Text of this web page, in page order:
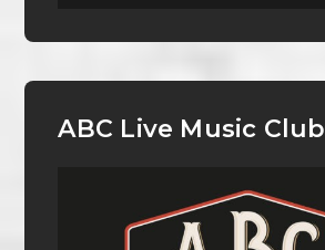
ABC Live Music Club